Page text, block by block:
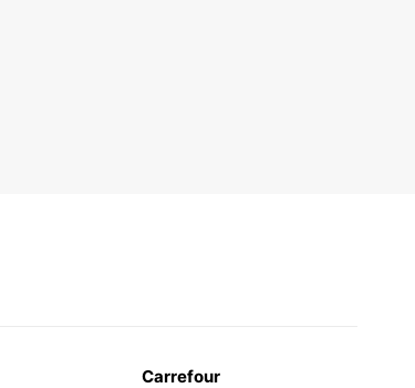
Carrefour